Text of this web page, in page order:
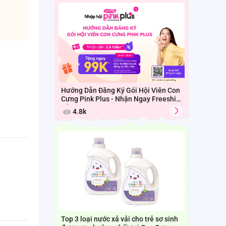
Hướng Dẫn Đăng Ký Gói Hội Viên Con
Cưng Pink Plus - Nhận Ngay Freeship
Cả Tháng
4.8k
Top 3 loại nước xả vải cho trẻ sơ sinh